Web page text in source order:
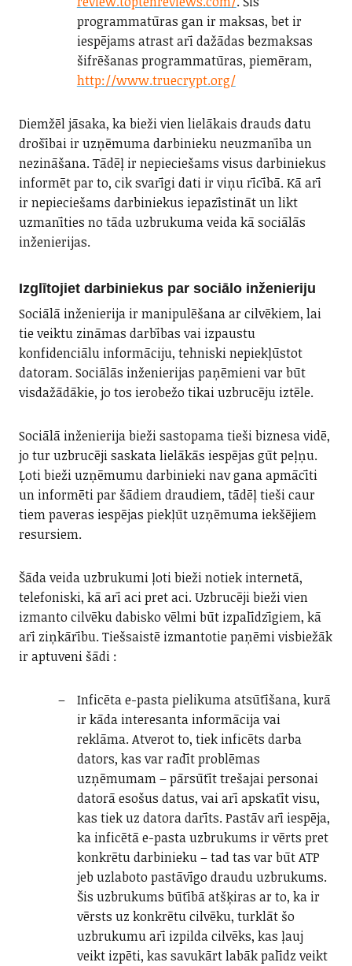
programmatūras gan ir maksas, bet ir
iespējams atrast arī dažādas bezmaksas
šifrēšanas programmatūras, piemēram,
http://www.truecrypt.org/
Diemžēl jāsaka, ka bieži vien lielākais drauds datu
drošībai ir uzņēmuma darbinieku neuzmanība un
nezināšana. Tādēļ ir nepieciešams visus darbiniekus
informēt par to, cik svarīgi dati ir viņu rīcībā. Kā arī
ir nepieciešams darbiniekus iepazīstināt un likt
uzmanīties no tāda uzbrukuma veida kā sociālās
inženierijas.
Izglītojiet darbiniekus par sociālo inženieriju
Sociālā inženierija ir manipulēšana ar cilvēkiem, lai
tie veiktu zināmas darbības vai izpaustu
konfidenciālu informāciju, tehniski nepiekļūstot
datoram. Sociālās inženierijas paņēmieni var būt
visdažādākie, jo tos ierobežo tikai uzbrucēju iztēle.
Sociālā inženierija bieži sastopama tieši biznesa vidē,
jo tur uzbrucēji saskata lielākās iespējas gūt peļņu.
Ļoti bieži uzņēmumu darbinieki nav gana apmācīti
un informēti par šādiem draudiem, tādēļ tieši caur
tiem paveras iespējas piekļūt uzņēmuma iekšējiem
resursiem.
Šāda veida uzbrukumi ļoti bieži notiek internetā,
telefoniski, kā arī aci pret aci. Uzbrucēji bieži vien
izmanto cilvēku dabisko vēlmi būt izpalīdzīgiem, kā
arī ziņkārību. Tiešsaistē izmantotie paņēmi visbiežāk
ir aptuveni šādi :
Inficēta e-pasta pielikuma atsūtīšana, kurā
ir kāda interesanta informācija vai
reklāma. Atverot to, tiek inficēts darba
dators, kas var radīt problēmas
uzņēmumam – pārsūtīt trešajai personai
datorā esošus datus, vai arī apskatīt visu,
kas tiek uz datora darīts. Pastāv arī iespēja,
ka inficētā e-pasta uzbrukums ir vērts pret
konkrētu darbinieku – tad tas var būt ATP
jeb uzlaboto pastāvīgo draudu uzbrukums.
Šis uzbrukums būtībā atšķiras ar to, ka ir
vērsts uz konkrētu cilvēku, turklāt šo
uzbrukumu arī izpilda cilvēks, kas ļauj
veikt izpēti, kas savukārt labāk palīdz veikt